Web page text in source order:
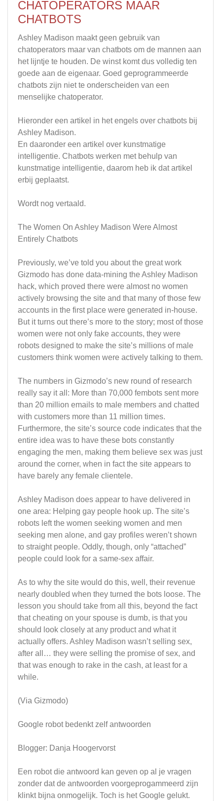
CHATOPERATORS MAAR
CHATBOTS
Ashley Madison maakt geen gebruik van
chatoperators maar van chatbots om de mannen aan
het lijntje te houden. De winst komt dus volledig ten
goede aan de eigenaar. Goed geprogrammeerde
chatbots zijn niet te onderscheiden van een
menselijke chatoperator.
Hieronder een artikel in het engels over chatbots bij
Ashley Madison.
En daaronder een artikel over kunstmatige
intelligentie. Chatbots werken met behulp van
kunstmatige intelligentie, daarom heb ik dat artikel
erbij geplaatst.
Wordt nog vertaald.
The Women On Ashley Madison Were Almost
Entirely Chatbots
Previously, we’ve told you about the great work
Gizmodo has done data-mining the Ashley Madison
hack, which proved there were almost no women
actively browsing the site and that many of those few
accounts in the first place were generated in-house.
But it turns out there’s more to the story; most of those
women were not only fake accounts, they were
robots designed to make the site’s millions of male
customers think women were actively talking to them.
The numbers in Gizmodo’s new round of research
really say it all: More than 70,000 fembots sent more
than 20 million emails to male members and chatted
with customers more than 11 million times.
Furthermore, the site’s source code indicates that the
entire idea was to have these bots constantly
engaging the men, making them believe sex was just
around the corner, when in fact the site appears to
have barely any female clientele.
Ashley Madison does appear to have delivered in
one area: Helping gay people hook up. The site’s
robots left the women seeking women and men
seeking men alone, and gay profiles weren’t shown
to straight people. Oddly, though, only “attached”
people could look for a same-sex affair.
As to why the site would do this, well, their revenue
nearly doubled when they turned the bots loose. The
lesson you should take from all this, beyond the fact
that cheating on your spouse is dumb, is that you
should look closely at any product and what it
actually offers. Ashley Madison wasn’t selling sex,
after all… they were selling the promise of sex, and
that was enough to rake in the cash, at least for a
while.
(Via Gizmodo)
Google robot bedenkt zelf antwoorden
Blogger: Danja Hoogervorst
Een robot die antwoord kan geven op al je vragen
zonder dat de antwoorden voorgeprogammeerd zijn
klinkt bijna onmogelijk. Toch is het Google gelukt.